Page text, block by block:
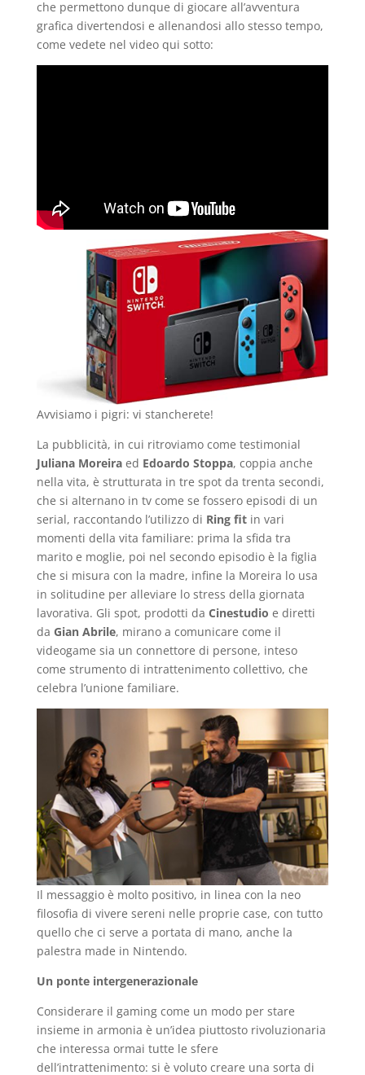
che permettono dunque di giocare all’avventura
grafica divertendosi e allenandosi allo stesso tempo,
come vedete nel video qui sotto:
Avvisiamo i pigri: vi stancherete!
La pubblicità, in cui ritroviamo come testimonial
Juliana Moreiraed Edoardo Stoppa, coppia anche
nella vita, è strutturata in tre spot da trenta secondi,
che si alternano in tv come se fossero episodi di un
serial, raccontando l’utilizzo di Ring fitin vari
momenti della vita familiare: prima la sfida tra
marito e moglie, poi nel secondo episodio è la figlia
che si misura con la madre, infine la Moreira lo usa
in solitudine per alleviare lo stress della giornata
lavorativa. Gli spot, prodotti da Cinestudio e diretti
da Gian Abrile, mirano a comunicare come il
videogame sia un connettore di persone, inteso
come strumento di intrattenimento collettivo, che
celebra l’unione familiare.
Il messaggio è molto positivo, in linea con la neo
filosofia di vivere sereni nelle proprie case, con tutto
quello che ci serve a portata di mano, anche la
palestra made in Nintendo.
Un ponte intergenerazionale
Considerare il gaming come un modo per stare
insieme in armonia è un’idea piuttosto rivoluzionaria
che interessa ormai tutte le sfere
dell’intrattenimento: si è voluto creare una sorta di